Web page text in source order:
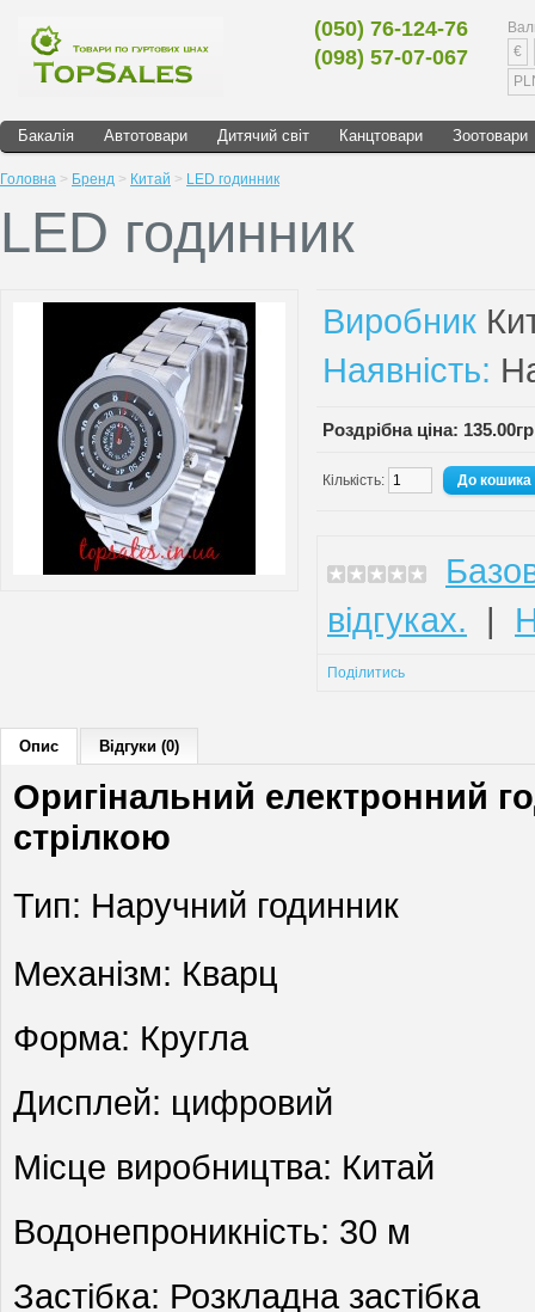
(050) 76-124-76
(098) 57-07-067
€
Бакалія Автотовари Дитячий світ Канцтовари Зоотовари
Головна > Бренд > Китай > LED годинник
LED годинник
Виробник
Наявність:
Роздрібна ціна:
Кількість:
відгуках. |
Поділитись
Опис Відгуки (0)
Оригінальний електронний
стрілкою
Тип: Наручний годинник
Механізм: Кварц
Форма: Кругла
Дисплей: цифровий
Місце виробництва: Китай
Водонепроникність: 30 м
Застібка: Розкладна застібка